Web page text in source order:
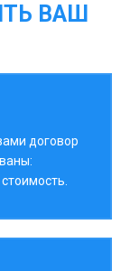
ВАШ
договор